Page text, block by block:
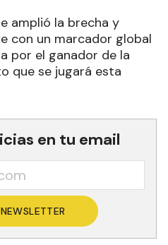
amplió la brecha y
con un marcador global
por el ganador de la
que se jugará esta
en tu email